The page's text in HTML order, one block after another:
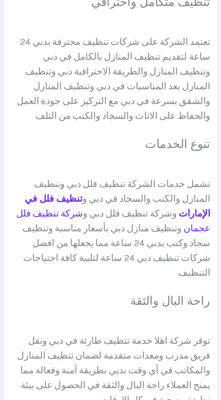
تعتمد الشركة على شركات تنظيف محترفة بدبي 24
ساعة لتقديم تنظيف المنازل بالكامل في دبي
وتنظيف المنازل والطريقة الاحترافية دبي وتنظيف
المنازل بعد المناسبات في دبي وتنظيف المنازل
والشقق بسرعة في دبي مع التركيز على جودة العمل
والحفاظ على الاثاث والسجاد والكنب من التلف
تنوع الخدمات
تشمل خدمات الشركة تنظيف فلل دبي وتنظيف
المنازل والكنب والسجاد في دبي وتنظيف فلل في
الإمارات وشركة تنظيف فلل دبي وشركة تنظيف فلل
عجمان وتنظيف منازل دبي بأسعار مناسبة وتنظيف
سجاد وكنب بدبي 24 ساعة مما يجعلها من افضل
شركات تنظيف دبي 24 ساعة لتلبية كافة احتياجات
التنظيف
راحة البال والثقة
توفر شركة اهلا خدمة تنظيف طارئة في دبي ونقل
فريق مدرب ومعدات متقدمة لضمان تنظيف المنازل
والمكاتب في أي وقت بدبي بطريقة آمنة وفعالة مما
يمنح العملاء راحة البال والثقة في الحصول على بيئة